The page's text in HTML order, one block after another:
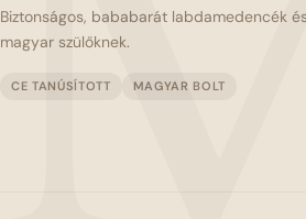
Biztonságos, bababarát labdamedencék
magyar szülőknek.
CE TANÚSÍTOTT MAGYAR BOLT